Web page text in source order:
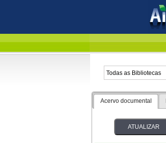
Acervo documental